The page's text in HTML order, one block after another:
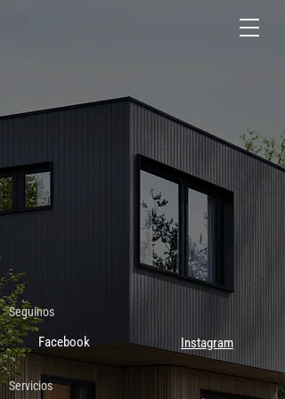
Seguinos
Facebook Instagram
Servicios